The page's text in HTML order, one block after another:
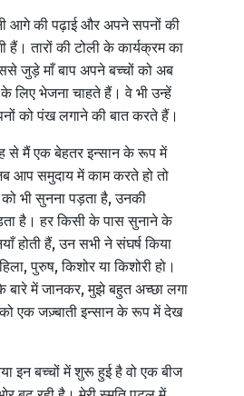
आगे की पढ़ाई और अपने सपनों की
तारों की टोली के कार्यक्रम का
जुड़े माँ बाप अपने बच्चों को अब
लिए भेजना चाहते हैं। वे भी उन्हें
को पंख लगाने की बात करते हैं।
से मैं एक बेहतर इन्सान के रूप में
आप समुदाय में काम करते हो तो
भी सुनना पड़ता है, उनकी
है। हर किसी के पास सुनाने के
होती हैं, उन सभी ने संघर्ष किया
पुरुष, किशोर या किशोरी हो।
में जानकर, मुझे बहुत अच्छा लगा
एक जज़्बाती इन्सान के रूप में देख
इन बच्चों में शुरू हुई है वो एक बीज